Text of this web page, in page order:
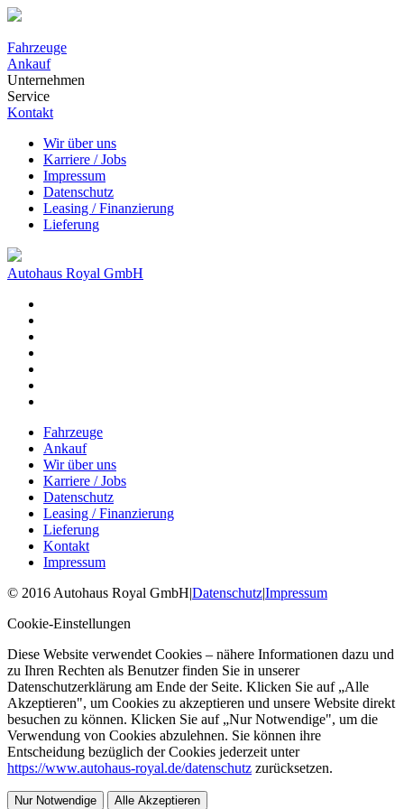
Fahrzeuge
Ankauf
Unternehmen
Service
Kontakt
Wir über uns
Karriere / Jobs
Impressum
Datenschutz
Leasing / Finanzierung
Lieferung
Autohaus Royal GmbH
Fahrzeuge
Ankauf
Wir über uns
Karriere / Jobs
Datenschutz
Leasing / Finanzierung
Lieferung
Kontakt
Impressum
© 2016 Autohaus Royal GmbH|Datenschutz|Impressum
Cookie-Einstellungen
Diese Website verwendet Cookies – nähere Informationen dazu und
zu Ihren Rechten als Benutzer finden Sie in unserer
Datenschutzerklärung am Ende der Seite. Klicken Sie auf „Alle
Akzeptieren", um Cookies zu akzeptieren und unsere Website direkt
besuchen zu können. Klicken Sie auf „Nur Notwendige", um die
Verwendung von Cookies abzulehnen. Sie können ihre
Entscheidung bezüglich der Cookies jederzeit unter
https://www.autohaus-royal.de/datenschutz zurücksetzen.
Nur Notwendige Alle Akzeptieren